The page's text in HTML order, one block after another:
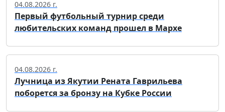
04.08.2026 г.
Первый футбольный турнир среди
любительских команд прошел в Мархе
04.08.2026 г.
Лучница из Якутии Рената Гаврильева
поборется за бронзу на Кубке России